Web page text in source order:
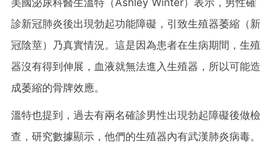
美國泌尿科醫生溫特（Ashley Winter）表示，男性確
診新冠肺炎後出現勃起功能障礙，引致生殖器萎縮（新
冠陰莖）乃真實情況。這是因為患者在生病期間，生殖
器沒有得到伸展，血液就無法進入生殖器，所以可能造
成萎縮的骨牌效應。
溫特也提到，過去有兩名確診男性出現勃起障礙後做檢
查，研究數據顯示，他們的生殖器內有武漢肺炎病毒。